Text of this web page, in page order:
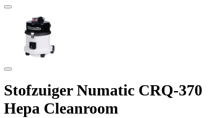
Stofzuiger Numatic CRQ-370
Hepa Cleanroom